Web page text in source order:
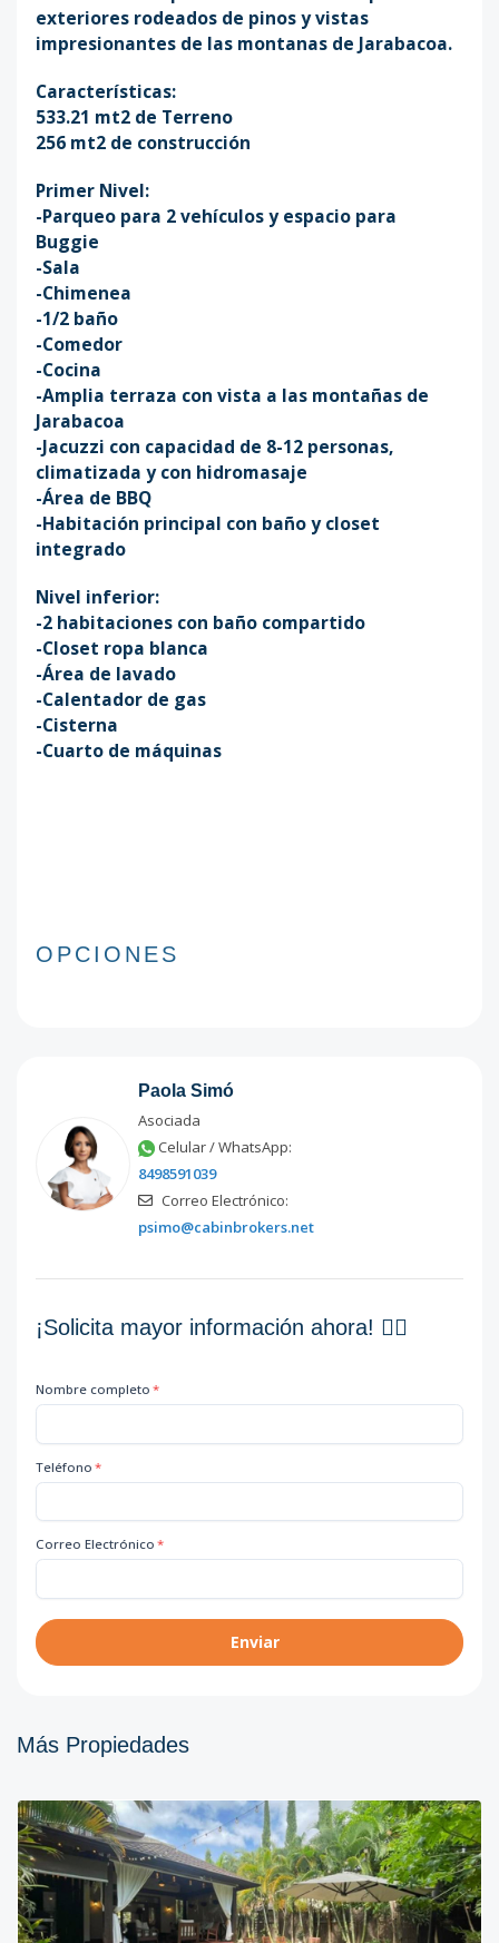
exteriores rodeados de pinos y vistas
impresionantes de las montanas de Jarabacoa.
Características:
533.21 mt2 de Terreno
256 mt2 de construcción
Primer Nivel:
-Parqueo para 2 vehículos y espacio para
Buggie
-Sala
-Chimenea
-1/2 baño
-Comedor
-Cocina
-Amplia terraza con vista a las montañas de
Jarabacoa
-Jacuzzi con capacidad de 8-12 personas,
climatizada y con hidromasaje
-Área de BBQ
-Habitación principal con baño y closet
integrado
Nivel inferior:
-2 habitaciones con baño compartido
-Closet ropa blanca
-Área de lavado
-Calentador de gas
-Cisterna
-Cuarto de máquinas
OPCIONES
Paola Simó
Asociada
Celular / WhatsApp:
8498591039
Correo Electrónico:
psimo@cabinbrokers.net
¡Solicita mayor información ahora! 👇🏽
Nombre completo *
Teléfono *
Correo Electrónico *
Enviar
Más Propiedades